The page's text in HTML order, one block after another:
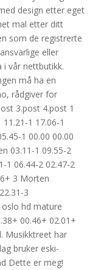
design etter eget
mal etter ditt
som de registrerte
eller
i vår nettbutikk.
må ha en
rådgiver for
3.post 4.post 1
1 17.06-1
1 00.00 00.00
03.11-1 09.55-2
1 06.44-2 02.47-2
3 Morten
3
hd mature
00.46+ 02.01+
Musikktreet har
bruker eski-
Dette er meg!